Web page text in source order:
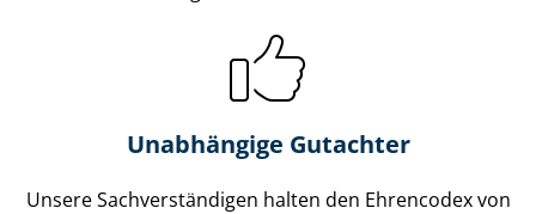
Unabhängige Gutachter
Unsere Sach­ver­stän­di­gen halten den Ehrencodex von